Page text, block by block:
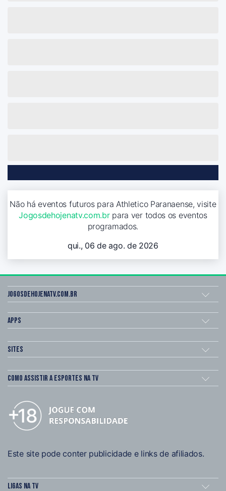
Não há eventos futuros para Athletico Paranaense, visite
Jogosdehojenatv.com.brpara ver todos os eventos
programados.
qui., 06 de ago. de 2026
Jogosdehojenatv.com.br
Apps
Sites
Como assistir a esportes na TV
Este site pode conter publicidade e links de afiliados.
Ligas na TV